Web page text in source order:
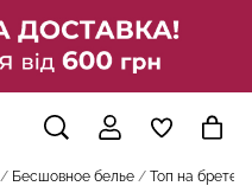
Бесшовное белье Топ на